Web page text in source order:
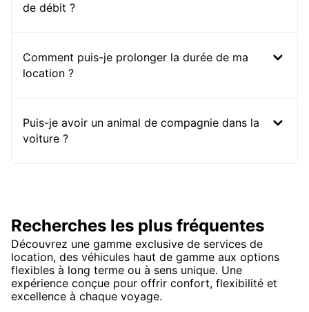
de débit ?
Comment puis-je prolonger la durée de ma
location ?
Puis-je avoir un animal de compagnie dans la
voiture ?
Recherches les plus fréquentes
Découvrez une gamme exclusive de services de
location, des véhicules haut de gamme aux options
flexibles à long terme ou à sens unique. Une
expérience conçue pour offrir confort, flexibilité et
excellence à chaque voyage.